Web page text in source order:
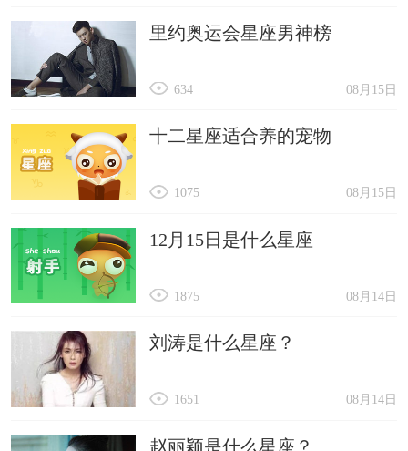
里约奥运会星座男神榜
08月15日
634
十二星座适合养的宠物
08月15日
1075
12月15日是什么星座
08月14日
1875
刘涛是什么星座？
08月14日
1651
赵丽颖是什么星座？